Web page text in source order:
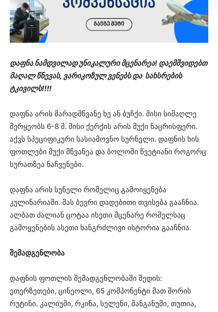
დაფნა ნამდვილად უნიკალური მცენარეა! დაემშვიდებთ
მაღალ წნევას, ვარიკოზულ ვენებს და სახსრების
ტკივილს!!!!
დაფნა არის მარადმწვანე ხე ან ბუჩქი. მისი სიმაღლე
მერყეობს 6-8 მ. მისი ქერქის არის მუქი ნაცრისფერი.
აქვს სპეციფიკური სასიამოვნო სურნელი. დაფნის ხის
ფოთლები მუქი მწვანეა და ბოლოში წვეტიანი როგორც
სურათზეა ნაჩვენები.
დაფნა არის სუნელი რომელიც გამოიყენება
კულინარიაში. მას ბევრი დადებითი თვისება გააჩნია.
ალბათ ძალიან ცოტაა ისეთი მცენარე რომელსაც
გამოყენების ასეთი ხანგრძლივი ისტორია გააჩნია.
შემადგენლობა
დაფნის ფოთლის შემადგენლობაში შედის:
ეთერზეთები, ცინეოლი, 65 კომპონენტი მათ შორის
რუტინი. კალიუმი, რკინა, სელენი, მანგანუმი, თუთია,